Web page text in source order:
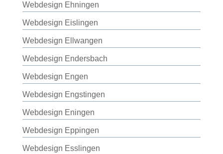
Webdesign Ehningen
Webdesign Eislingen
Webdesign Ellwangen
Webdesign Endersbach
Webdesign Engen
Webdesign Engstingen
Webdesign Eningen
Webdesign Eppingen
Webdesign Esslingen